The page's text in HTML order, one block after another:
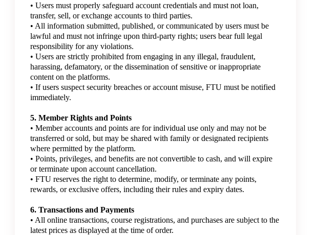
• Users must properly safeguard account credentials and must not loan,
transfer, sell, or exchange accounts to third parties.
• All information submitted, published, or communicated by users must be
lawful and must not infringe upon third-party rights; users bear full legal
responsibility for any violations.
• Users are strictly prohibited from engaging in any illegal, fraudulent,
harassing, defamatory, or the dissemination of sensitive or inappropriate
content on the platforms.
• If users suspect security breaches or account misuse, FTU must be notified
immediately.
5. Member Rights and Points
• Member accounts and points are for individual use only and may not be
transferred or sold, but may be shared with family or designated recipients
where permitted by the platform.
• Points, privileges, and benefits are not convertible to cash, and will expire
or terminate upon account cancellation.
• FTU reserves the right to determine, modify, or terminate any points,
rewards, or exclusive offers, including their rules and expiry dates.
6. Transactions and Payments
• All online transactions, course registrations, and purchases are subject to the
latest prices as displayed at the time of order.